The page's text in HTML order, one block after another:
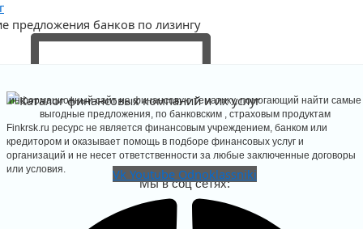
предложения банков по лизингу
информационный сайт на финансовую тематику, помогающий найти самые
выгодные предложения, по банковским , страховым продуктам
Finkrsk.ru ресурс не является финансовым учреждением, банком или
кредитором и оказывает помощь в подборе финансовых услуг и
организаций и не несет ответственности за любые заключенные договоры
или условия.
Мы в соц сетях:
Vk Youtube Odnoklassniki